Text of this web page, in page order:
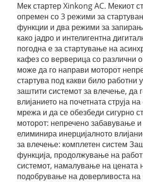
Мек стартер Xinkong AC. Мекиот
опремен со 3 режими за
функции и два режими за
како јадро и интелигентна
погодна е за стартување на
кафез со верверица со различни
може да го направи моторот
стартува под какви било работни
заштити системот за влечење, да
влијанието на почетната струја
мрежа и да се обезбеди сигурно
моторот: непречено забавување
елиминира инерцијалното
за влечење: комплетен систем
функција, продолжување на
системот, намалување на цената
подобрување на доверливоста на